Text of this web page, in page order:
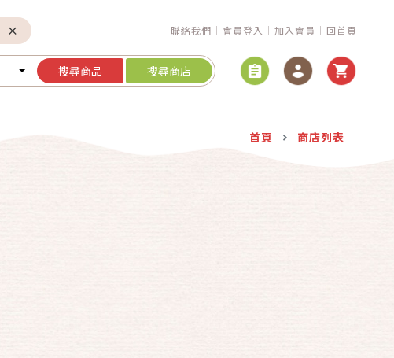
聯絡我們 會員登入 加入會員 回首頁
搜尋商品 搜尋商店
首頁 商店列表